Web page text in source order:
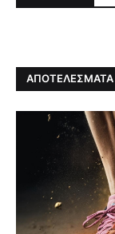
ΑΠΟΤΕΛΕΣΜΑΤΑ